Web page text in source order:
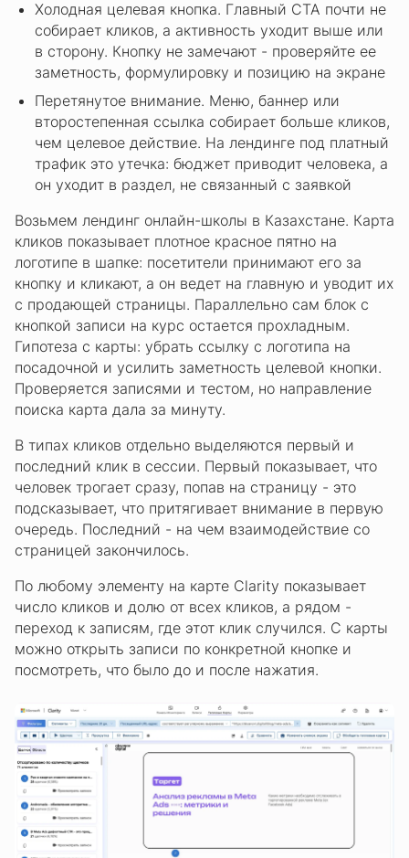
Холодная целевая кнопка. Главный CTA почти не
собирает кликов, а активность уходит выше или
в сторону. Кнопку не замечают - проверяйте ее
заметность, формулировку и позицию на экране
Перетянутое внимание. Меню, баннер или
второстепенная ссылка собирает больше кликов,
чем целевое действие. На лендинге под платный
трафик это утечка: бюджет приводит человека, а
он уходит в раздел, не связанный с заявкой
Возьмем лендинг онлайн-школы в Казахстане. Карта
кликов показывает плотное красное пятно на
логотипе в шапке: посетители принимают его за
кнопку и кликают, а он ведет на главную и уводит их
с продающей страницы. Параллельно сам блок с
кнопкой записи на курс остается прохладным.
Гипотеза с карты: убрать ссылку с логотипа на
посадочной и усилить заметность целевой кнопки.
Проверяется записями и тестом, но направление
поиска карта дала за минуту.
В типах кликов отдельно выделяются первый и
последний клик в сессии. Первый показывает, что
человек трогает сразу, попав на страницу - это
подсказывает, что притягивает внимание в первую
очередь. Последний - на чем взаимодействие со
страницей закончилось.
По любому элементу на карте Clarity показывает
число кликов и долю от всех кликов, а рядом -
переход к записям, где этот клик случился. С карты
можно открыть записи по конкретной кнопке и
посмотреть, что было до и после нажатия.